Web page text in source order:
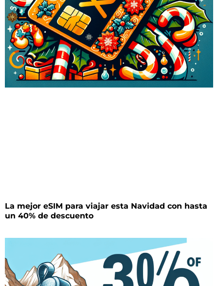
La mejor eSIM para viajar esta Navidad con hasta
un 40% de descuento